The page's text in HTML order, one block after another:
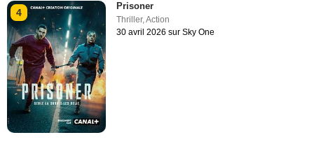
4
Prisoner
Thriller,Action
30 avril 2026 sur Sky One